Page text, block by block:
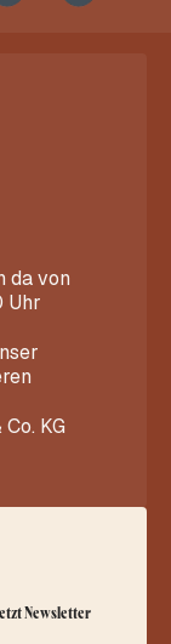
da von
Uhr
KG
Newsletter